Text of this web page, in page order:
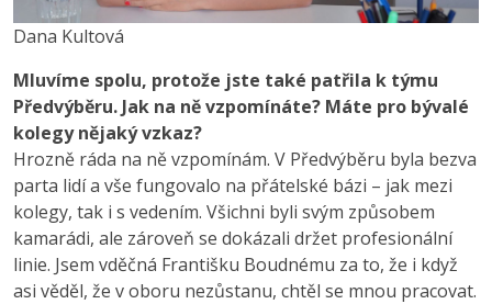
Dana Kultová
Mluvíme spolu, protože jste také patřila k týmu
Předvýběru. Jak na ně vzpomínáte? Máte pro bývalé
kolegy nějaký vzkaz?
Hrozně ráda na ně vzpomínám. V Předvýběru byla bezva
parta lidí a vše fungovalo na přátelské bázi – jak mezi
kolegy, tak i s vedením. Všichni byli svým způsobem
kamarádi, ale zároveň se dokázali držet profesionální
linie. Jsem vděčná Františku Boudnému za to, že i když
asi věděl, že v oboru nezůstanu, chtěl se mnou pracovat.